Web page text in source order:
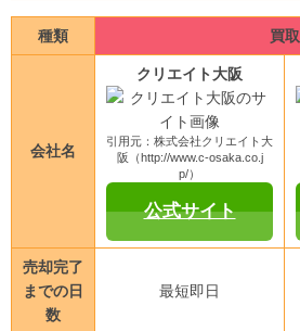
種類 買取
会社名
クリエイト大阪
引用元：株式会社クリエイト大
阪（http://www.c-osaka.co.j
p/）
公式サイト
売却完了
までの日
数
最短即日